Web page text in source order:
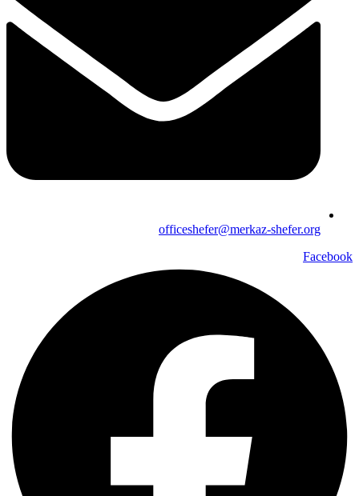
officeshefer@merkaz-shefer.org
Facebook